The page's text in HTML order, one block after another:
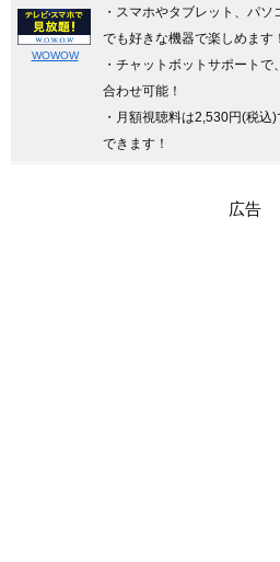
WOWOW
・スマホやタブレット、パ
でも好きな機器で楽しめます！
・チャットボットサポート
合わせ可能！
・月額視聴料は2,530円(税
できます！
広告